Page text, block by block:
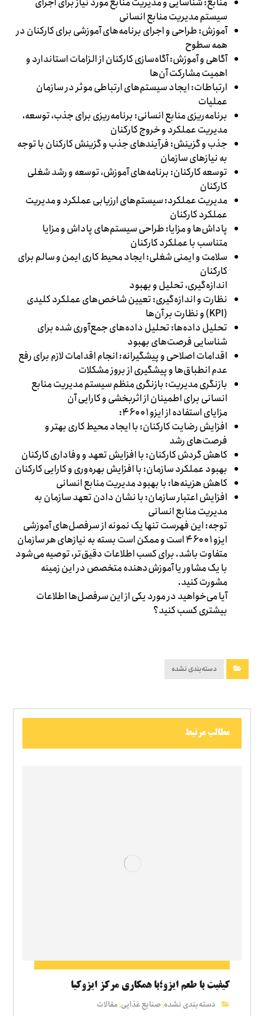
سیستم مدیریت منابع انسانی
آموزش: طراحی و اجرای برنامه‌های آموزشی برای کارکنان در
همه سطوح
آگاهی و آموزش: آگاه‌سازی کارکنان از الزامات استاندارد و
اهمیت مشارکت آن‌ها
ارتباطات: ایجاد سیستم‌های ارتباطی موثر در سازمان
عملیات
برنامه‌ریزی منابع انسانی: برنامه‌ریزی برای جذب، توسعه،
مدیریت عملکرد و خروج کارکنان
جذب و گزینش: فرآیندهای جذب و گزینش کارکنان با توجه
به نیازهای سازمان
توسعه کارکنان: برنامه‌های آموزش، توسعه و رشد شغلی
کارکنان
مدیریت عملکرد: سیستم‌های ارزیابی عملکرد و مدیریت
عملکرد کارکنان
پاداش‌ها و مزایا: طراحی سیستم‌های پاداش و مزایا
متناسب با عملکرد کارکنان
سلامت و ایمنی شغلی: ایجاد محیط کاری ایمن و سالم برای
کارکنان
اندازه‌گیری، تحلیل و بهبود
نظارت و اندازه‌گیری: تعیین شاخص‌های عملکرد کلیدی
(KPI) و نظارت بر آن‌ها
تحلیل داده‌ها: تحلیل داده‌های جمع‌آوری شده برای
شناسایی فرصت‌های بهبود
اقدامات اصلاحی و پیشگیرانه: انجام اقدامات لازم برای رفع
عدم انطباق‌ها و پیشگیری از بروز مشکلات
بازنگری مدیریت: بازنگری منظم سیستم مدیریت منابع
انسانی برای اطمینان از اثربخشی و کارایی آن
مزایای استفاده از ایزو ۴۶۰۰۱:
افزایش رضایت کارکنان: با ایجاد محیط کاری بهتر و
فرصت‌های رشد
کاهش گردش کارکنان: با افزایش تعهد و وفاداری کارکنان
بهبود عملکرد سازمان: با افزایش بهره‌وری و کارایی کارکنان
کاهش هزینه‌ها: با بهبود مدیریت منابع انسانی
افزایش اعتبار سازمان: با نشان دادن تعهد سازمان به
مدیریت منابع انسانی
توجه: این فهرست تنها یک نمونه از سرفصل‌های آموزشی
ایزو ۴۶۰۰۱ است و ممکن است بسته به نیازهای هر سازمان
متفاوت باشد. برای کسب اطلاعات دقیق‌تر، توصیه می‌شود
با یک مشاور یا آموزش‌دهنده متخصص در این زمینه
مشورت کنید.
آیا می‌خواهید در مورد یکی از این سرفصل‌ها اطلاعات
بیشتری کسب کنید؟
دسته‌بندی نشده
مطالب مرتبط
کیفیت با طعم ایزو؛با همکاری مرکز ایزوکیا
دسته‌بندی نشده,صنایع غذایی,مقالات